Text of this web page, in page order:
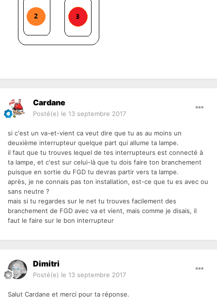
Cardane
Posté(e) le 13 septembre 2017
si c'est un va-et-vient ca veut dire que tu as au moins un
deuxième interrupteur quelque part qui allume ta lampe.
il faut que tu trouves lequel de tes interrupteurs est connecté à
ta lampe, et c'est sur celui-là que tu dois faire ton branchement
puisque en sortie du FGD tu devras partir vers ta lampe.
après, je ne connais pas ton installation, est-ce que tu es avec ou
sans neutre ?
mais si tu regardes sur le net tu trouves facilement des
branchement de FGD avec va et vient, mais comme je disais, il
faut le faire sur le bon interrupteur
Dimitri
Posté(e) le 13 septembre 2017
Salut Cardane et merci pour ta réponse.